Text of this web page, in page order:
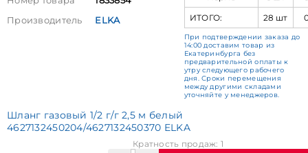
Производитель
ELKA
ИТОГО:
28 шт
При подтверждении заказа до
14:00 доставим товар из
Екатеринбурга без
предварительной оплаты к
утру следующего рабочего
дня. Сроки перемещения
между другими складами
уточняйте у менеджеров.
Шланг газовый 1/2 г/г 2,5 м белый
4627132450204/4627132450370 ELKA
Кратность продаж: 1